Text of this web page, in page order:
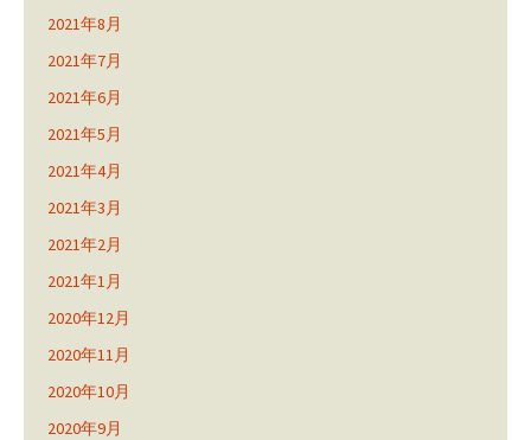
2021年8月
2021年7月
2021年6月
2021年5月
2021年4月
2021年3月
2021年2月
2021年1月
2020年12月
2020年11月
2020年10月
2020年9月